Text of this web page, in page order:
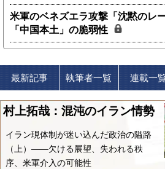
米軍のベネズエラ攻撃「沈黙のレ
「中国本土」の脆弱性
最新記事 執筆者一覧 連載一
村上拓哉：混沌のイラン情勢
イラン現体制が迷い込んだ政治の隘路
（上）――欠ける展望、失われる秩
序、米軍介入の可能性